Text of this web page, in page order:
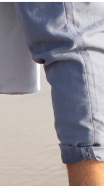
Latvia – Latviski
Lithuania – Lietuvių
Poland – Polski
Spanish – Español
Sweden – Svenska
Finland – Suomen